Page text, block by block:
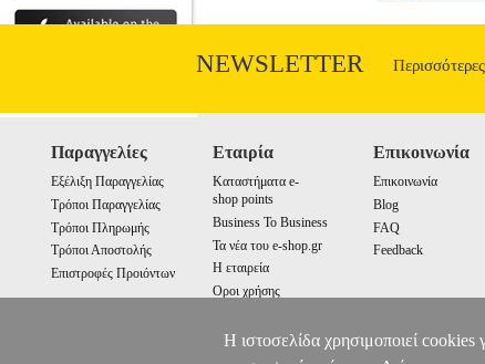
NEWSLETTER
Παραγγελίες
Εξέλιξη Παραγγελίας
Τρόποι Παραγγελίας
Τρόποι Πληρωμής
Τρόποι Αποστολής
Επιστροφές Προιόντων
Εταιρία
Καταστήματα e-
shop points
Business To Business
Τα νέα του e-shop.gr
Η εταιρεία
Οροι χρήσης
Επικοινωνία
Επικοινωνία
Blog
FAQ
Feedback
Η ιστοσελίδα χρησιμοποιεί cookies